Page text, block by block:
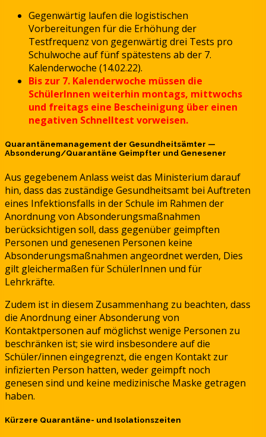
Gegenwärtig laufen die logistischen
Vorbereitungen für die Erhöhung der
Testfrequenz von gegenwärtig drei Tests pro
Schulwoche auf fünf spätestens ab der 7.
Kalenderwoche (14.02.22).
Bis zur 7. Kalenderwoche müssen die
SchülerInnen weiterhin montags, mittwochs
und freitags eine Bescheinigung über einen
negativen Schnelltest vorweisen.
Quarantänemanagement der Gesundheitsämter —
Absonderung/Quarantäne Geimpfter und Genesener
Aus gegebenem Anlass weist das Ministerium darauf
hin, dass das zuständige Gesundheitsamt bei Auftreten
eines Infektionsfalls in der Schule im Rahmen der
Anordnung von Absonderungsmaßnahmen
berücksichtigen soll, dass gegenüber geimpften
Personen und genesenen Personen keine
Absonderungsmaßnahmen angeordnet werden, Dies
gilt gleichermaßen für SchülerInnen und für
Lehrkräfte.
Zudem ist in diesem Zusammenhang zu beachten, dass
die Anordnung einer Absonderung von
Kontaktpersonen auf möglichst wenige Personen zu
beschränken ist; sie wird insbesondere auf die
Schüler/innen eingegrenzt, die engen Kontakt zur
infizierten Person hatten, weder geimpft noch
genesen sind und keine medizinische Maske getragen
haben.
Kürzere Quarantäne- und Isolationszeiten